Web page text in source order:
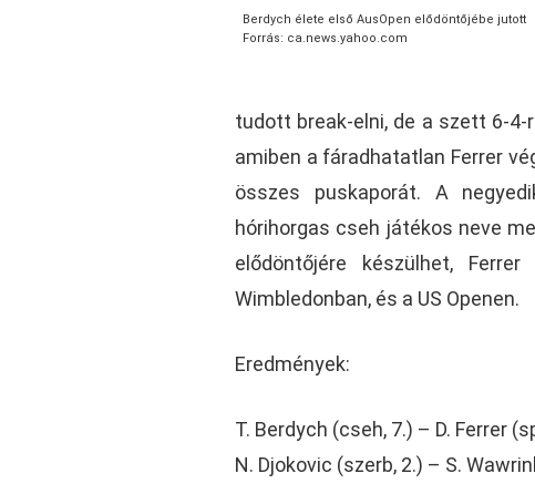
Berdych élete első AusOpen elődöntőjébe jutott
Forrás: ca.news.yahoo.com
tudott break-elni, de a szett 6-
amiben a fáradhatatlan Ferrer
összes puskaporát. A
hórihorgas cseh játékos neve
elődöntőjére készülhet,
Wimbledonban, és a US Openen.
Eredmények:
T. Berdych (cseh, 7.) – D. Ferrer
N. Djokovic (szerb, 2.) – S.